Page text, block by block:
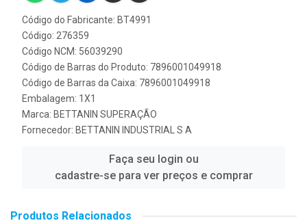
Código do Fabricante: BT4991
Código: 276359
Código NCM: 56039290
Código de Barras do Produto: 7896001049918
Código de Barras da Caixa: 7896001049918
Embalagem: 1X1
Marca: BETTANIN SUPERAÇÃO
Fornecedor: BETTANIN INDUSTRIAL S A
Faça seu login ou
cadastre-se para ver preços e comprar
Produtos Relacionados